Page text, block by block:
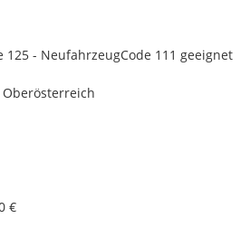
125 - NeufahrzeugCode 111 geeignet
€